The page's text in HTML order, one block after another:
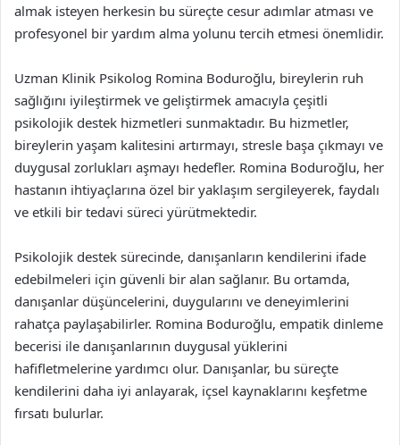
almak isteyen herkesin bu süreçte cesur adımlar atması ve
profesyonel bir yardım alma yolunu tercih etmesi önemlidir.
Uzman Klinik Psikolog Romina Boduroğlu, bireylerin ruh
sağlığını iyileştirmek ve geliştirmek amacıyla çeşitli
psikolojik destek hizmetleri sunmaktadır. Bu hizmetler,
bireylerin yaşam kalitesini artırmayı, stresle başa çıkmayı ve
duygusal zorlukları aşmayı hedefler. Romina Boduroğlu, her
hastanın ihtiyaçlarına özel bir yaklaşım sergileyerek, faydalı
ve etkili bir tedavi süreci yürütmektedir.
Psikolojik destek sürecinde, danışanların kendilerini ifade
edebilmeleri için güvenli bir alan sağlanır. Bu ortamda,
danışanlar düşüncelerini, duygularını ve deneyimlerini
rahatça paylaşabilirler. Romina Boduroğlu, empatik dinleme
becerisi ile danışanlarının duygusal yüklerini
hafifletmelerine yardımcı olur. Danışanlar, bu süreçte
kendilerini daha iyi anlayarak, içsel kaynaklarını keşfetme
fırsatı bulurlar.